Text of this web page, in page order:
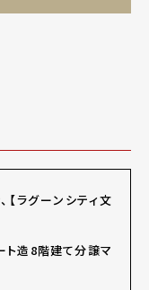
ラグーンシティ文
造8階建て分譲マ